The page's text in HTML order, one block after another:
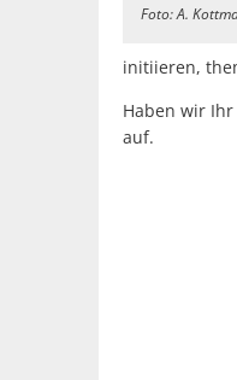
Foto: A.
initiieren,
Haben wir
auf.